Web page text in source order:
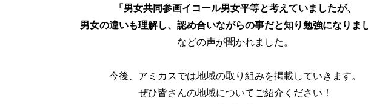
「男女共同参画イコール男女平等と考えていましたが、
男女の違いも理解し、認め合いながらの事だと知り勉強になりま
などの声が聞かれました。
今後、アミカスでは地域の取り組みを掲載していきます。
ぜひ皆さんの地域についてご紹介ください！